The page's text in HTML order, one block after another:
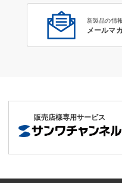
新製品の情
メールマ
販売店様専用サービス